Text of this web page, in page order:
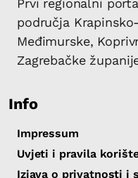
Prvi regionalni
područja
Međimurske,
Zagrebačke
Info
Impressum
Uvjeti i pravila
Izjava o privatnosti i